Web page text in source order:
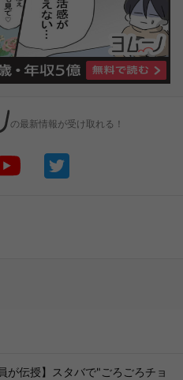
の最新情報が受け取れる！
が伝授】スタバで"ごろごろチョ